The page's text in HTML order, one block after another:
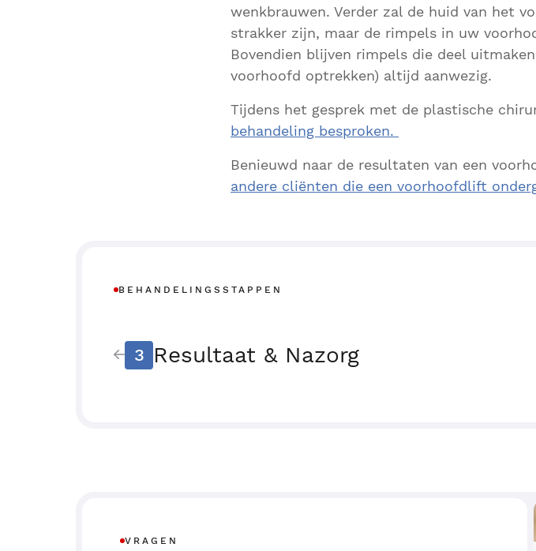
wenkbrauwen. Verder zal de huid van het
strakker zijn, maar de rimpels in uw
Bovendien blijven rimpels die deel
voorhoofd optrekken) altijd aanwezig.
Tijdens het gesprek met de plastische
behandeling besproken.
Benieuwd naar de resultaten van een
andere cliënten die een voorhoofdlift
BEHANDELINGSSTAPPEN
3 Resultaat & Nazorg
VRAGEN